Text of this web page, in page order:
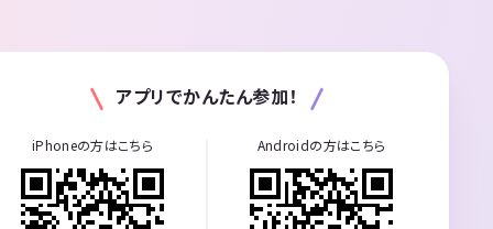
アプリでかんたん参加！
iPhoneの方はこちら Androidの方はこちら